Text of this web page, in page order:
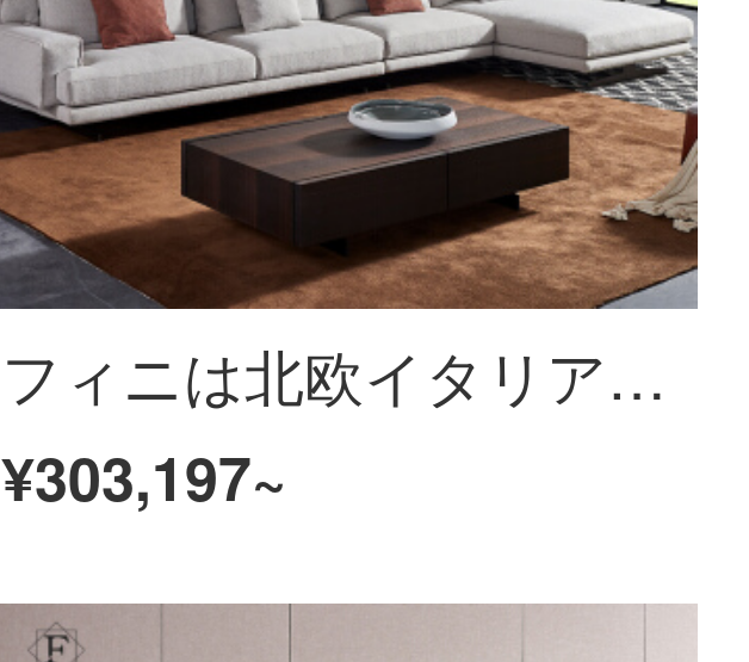
フィニは北欧イタリアの布芸ソファーの大きい家型客間L型簡単な現代の角の貴妃の席の組み合わせのセットの家具の極簡単な布芸の軟包のソファーのイタリア式の極簡を招きます。
¥303,197~